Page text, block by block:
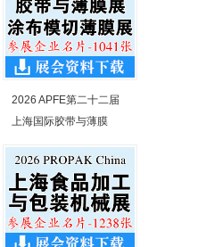
2026 APFE第二十二届
上海国际胶带与薄膜